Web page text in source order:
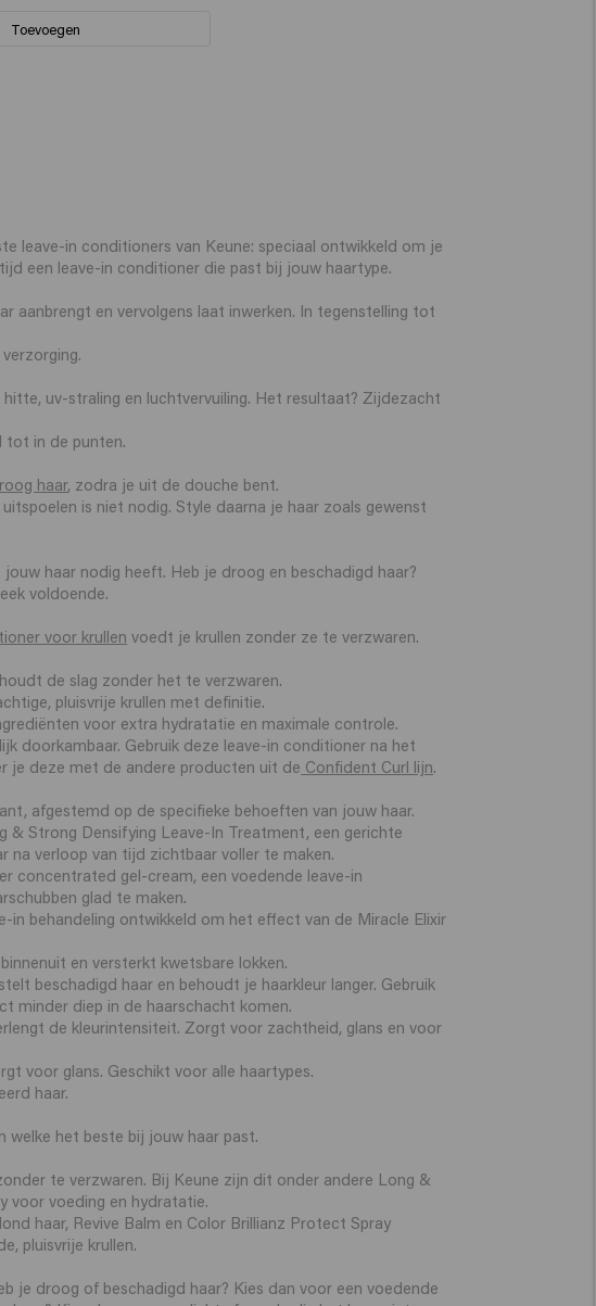
Toevoegen
leave-in conditioners van Keune: speciaal ontwikkeld om je
een leave-in conditioner die past bij jouw haartype.
aanbrengt en vervolgens laat inwerken. In tegenstelling tot
uv-straling en luchtvervuiling. Het resultaat? Zijdezacht
tot in de punten.
haar, zodra je uit de douche bent.
is niet nodig. Style daarna je haar zoals gewenst
jouw haar nodig heeft. Heb je droog en beschadigd haar?
voldoende.
voor krullen voedt je krullen zonder ze te verzwaren.
de slag zonder het te verzwaren.
pluisvrije krullen met definitie.
voor extra hydratatie en maximale controle.
doorkambaar. Gebruik deze leave-in conditioner na het
je deze met de andere producten uit de Confident Curl lijn.
afgestemd op de specifieke behoeften van jouw haar.
& Strong Densifying Leave-In Treatment, een gerichte
na verloop van tijd zichtbaar voller te maken.
concentrated gel-cream, een voedende leave-in
glad te maken.
in behandeling ontwikkeld om het effect van de Miracle Elixir
en versterkt kwetsbare lokken.
beschadigd haar en behoudt je haarkleur langer. Gebruik
minder diep in de haarschacht komen.
de kleurintensiteit. Zorgt voor zachtheid, glans en voor
voor glans. Geschikt voor alle haartypes.
haar.
welke het beste bij jouw haar past.
te verzwaren. Bij Keune zijn dit onder andere Long &
voor voeding en hydratatie.
haar, Revive Balm en Color Brillianz Protect Spray
pluisvrije krullen.
je droog of beschadigd haar? Kies dan voor een voedende